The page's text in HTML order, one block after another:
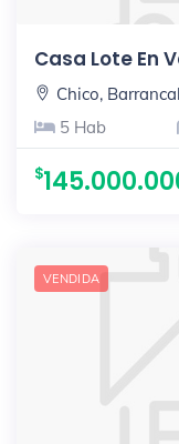
Casa Lote En
Chico,
5 Hab
VENDIDA